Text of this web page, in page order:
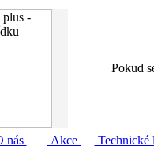
Pokud
nás Akce Technické